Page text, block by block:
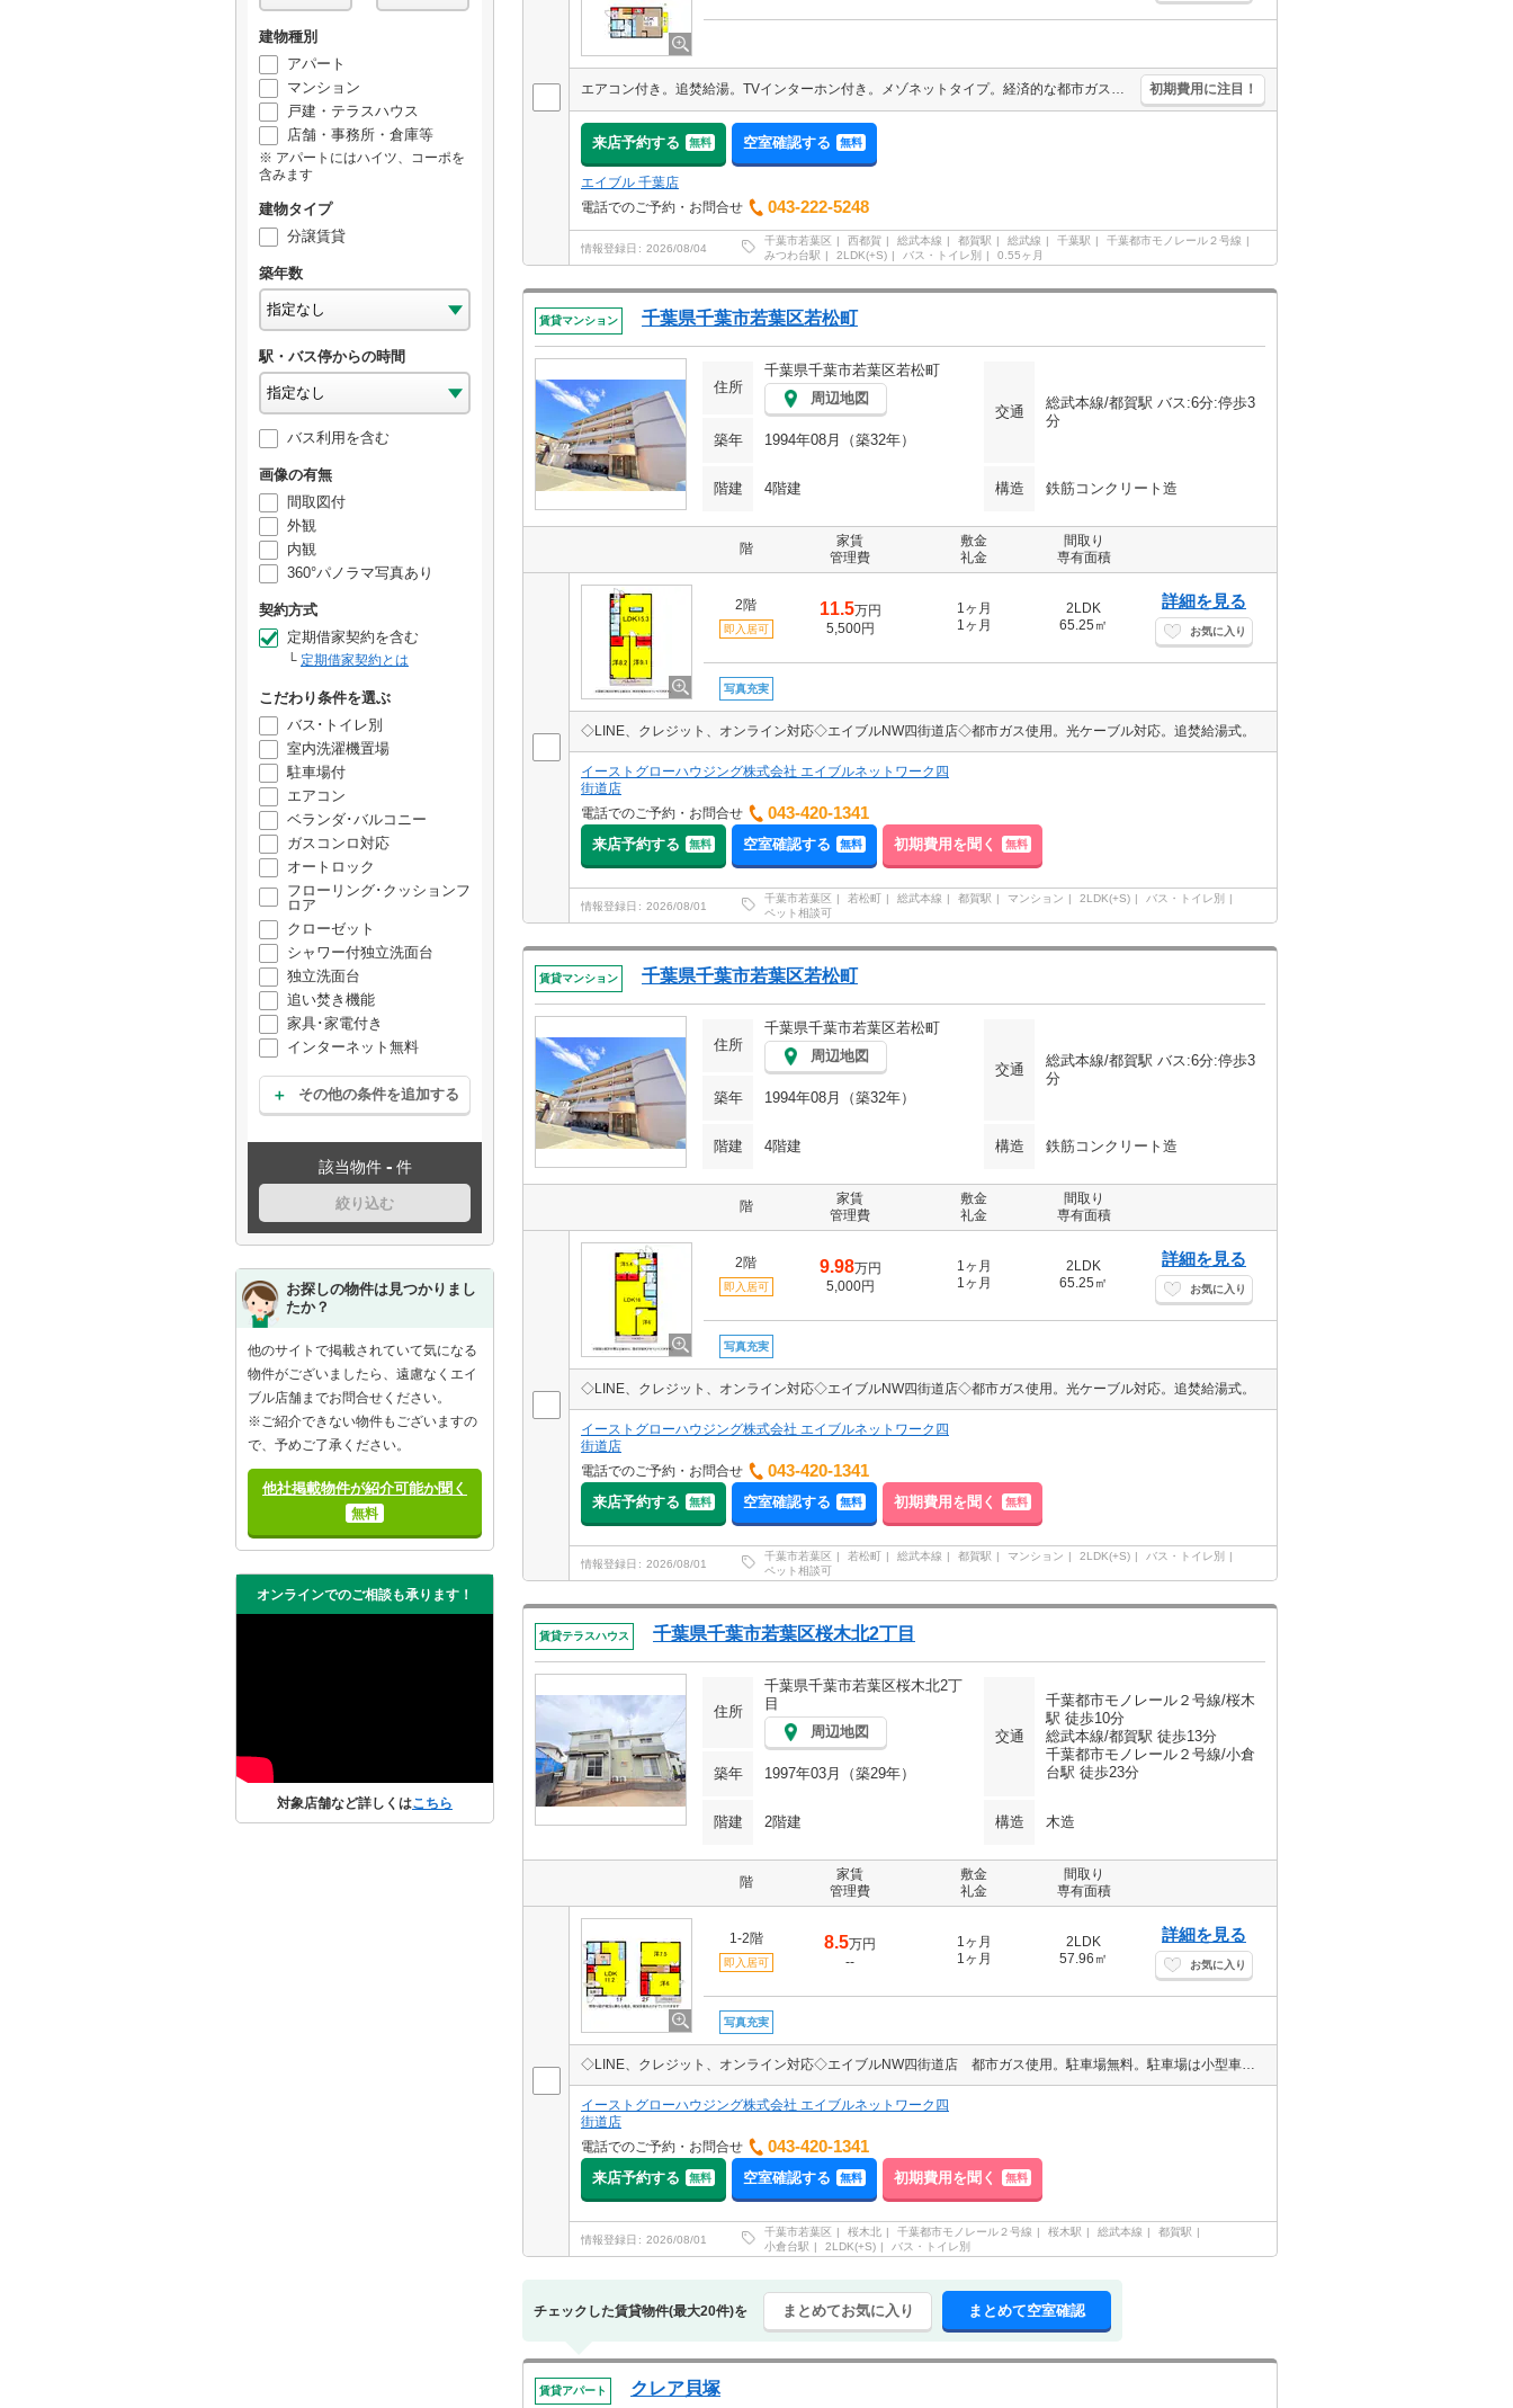
建物種別
アパート
マンション
戸建・テラスハウス
店舗・事務所・倉庫等
アパートにはハイツ、コーポを
含みます
建物タイプ
分譲賃貸
築年数
駅・バス停からの時間
バス利用を含む
画像の有無
間取図付
外観
内観
360°パノラマ写真あり
契約方式
定期借家契約を含む
定期借家契約とは
こだわり条件を選ぶ
バス･トイレ別
室内洗濯機置場
駐車場付
エアコン
ベランダ･バルコニー
ガスコンロ対応
オートロック
フローリング･クッションフ
ロア
クローゼット
シャワー付独立洗面台
独立洗面台
追い焚き機能
家具･家電付き
インターネット無料
その他の条件を追加する
該当物件 - 件
絞り込む
お探しの物件は見つかりまし
たか？
他のサイトで掲載されていて気になる
物件がございましたら、遠慮なくエイ
ブル店舗までお問合せください。
※ご紹介できない物件もございますの
で、予めご了承ください。
他社掲載物件が紹介可能か聞く
無料
オンラインでのご相談も承ります！
対象店舗など詳しくはこちら
エアコン付き。追焚給湯。TVインターホン付き。メゾネットタイプ。経済的な都市ガス使用。24時間営業のスーパーまで徒歩500分。ドラッグストアへ700m。総合病院へ950m。セブンイレブンへ600m。 初期費用に注目！
来店予約する 無料 空室確認する 無料
エイブル 千葉店
電話でのご予約・お問合せ
043-222-5248
情報登録日 2026/08/04
千葉市若葉区 西都賀 総武本線 都賀駅 総武線 千葉駅
千葉都市モノレール２号線
みつわ台駅
2LDK(+S) バス・トイレ別 0.55ヶ月
賃貸マンション 千葉県千葉市若葉区若松町
住所
千葉県千葉市若葉区若松町
周辺地図
交通
総武本線/都賀駅 バス:6分:停歩3
分
築年
1994年08月（築32年）
階建 4階建 構造 鉄筋コンクリート造
階
家賃
管理費
敷金
礼金
間取り
専有面積
2階
即入居可
11.5万円
5,500円
1ヶ月
1ヶ月
2LDK
65.25㎡
詳細を見る
お気に入り
写真充実
◇LINE、クレジット、オンライン対応◇エイブルNW四街道店◇都市ガス使用。光ケーブル対応。追焚給湯式。
イーストグローハウジング株式会社 エイブルネットワーク四
街道店
電話でのご予約・お問合せ
043-420-1341
来店予約する 無料 空室確認する 無料 初期費用を聞く 無料
情報登録日 2026/08/01
千葉市若葉区 若松町 総武本線 都賀駅 マンション 2LDK(+S)
バス・トイレ別
ペット相談可
賃貸マンション 千葉県千葉市若葉区若松町
住所
千葉県千葉市若葉区若松町
周辺地図
交通
総武本線/都賀駅 バス:6分:停歩3
分
築年
1994年08月（築32年）
階建 4階建 構造 鉄筋コンクリート造
階
家賃
管理費
敷金
礼金
間取り
専有面積
2階
即入居可
9.98万円
5,000円
1ヶ月
1ヶ月
2LDK
65.25㎡
詳細を見る
お気に入り
写真充実
◇LINE、クレジット、オンライン対応◇エイブルNW四街道店◇都市ガス使用。光ケーブル対応。追焚給湯式。
イーストグローハウジング株式会社 エイブルネットワーク四
街道店
電話でのご予約・お問合せ
043-420-1341
来店予約する 無料 空室確認する 無料 初期費用を聞く 無料
情報登録日 2026/08/01
千葉市若葉区 若松町 総武本線 都賀駅 マンション 2LDK(+S)
バス・トイレ別
ペット相談可
賃貸テラスハウス 千葉県千葉市若葉区桜木北2丁目
住所
千葉県千葉市若葉区桜木北2丁
目
周辺地図
交通
千葉都市モノレール２号線/桜木
駅 徒歩10分
総武本線/都賀駅 徒歩13分
千葉都市モノレール２号線/小倉
台駅 徒歩23分
築年 1997年03月（築29年）
階建 2階建 構造 木造
階
家賃
管理費
敷金
礼金
間取り
専有面積
1-2階
即入居可
8.5万円
--
1ヶ月
1ヶ月
2LDK
57.96㎡
詳細を見る
お気に入り
写真充実
◇LINE、クレジット、オンライン対応◇エイブルNW四街道店 都市ガス使用。駐車場無料。駐車場は小型車まで。
イーストグローハウジング株式会社 エイブルネットワーク四
街道店
電話でのご予約・お問合せ
043-420-1341
来店予約する 無料 空室確認する 無料 初期費用を聞く 無料
情報登録日 2026/08/01
千葉市若葉区 桜木北 千葉都市モノレール２号線 桜木駅 総武本線
都賀駅
小倉台駅
2LDK(+S) バス・トイレ別
チェックした賃貸物件(最大20件)を まとめてお気に入り まとめて空室確認
賃貸アパート クレア貝塚